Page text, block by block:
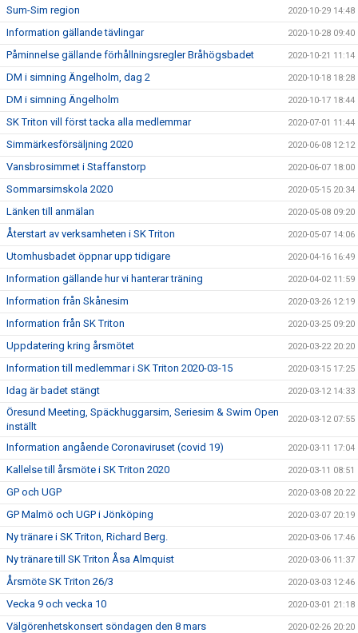
Sum-Sim region 2020-10-29 14:48
Information gällande tävlingar 2020-10-28 09:40
Påminnelse gällande förhållningsregler Bråhögsbadet 2020-10-21 11:14
DM i simning Ängelholm, dag 2 2020-10-18 18:28
DM i simning Ängelholm 2020-10-17 18:44
SK Triton vill först tacka alla medlemmar 2020-07-01 11:44
Simmärkesförsäljning 2020 2020-06-08 12:12
Vansbrosimmet i Staffanstorp 2020-06-07 18:00
Sommarsimskola 2020 2020-05-15 20:34
Länken till anmälan 2020-05-08 09:20
Återstart av verksamheten i SK Triton 2020-05-07 14:06
Utomhusbadet öppnar upp tidigare 2020-04-16 16:49
Information gällande hur vi hanterar träning 2020-04-02 11:59
Information från Skånesim 2020-03-26 12:19
Information från SK Triton 2020-03-25 09:20
Uppdatering kring årsmötet 2020-03-22 20:20
Information till medlemmar i SK Triton 2020-03-15 2020-03-15 17:25
Idag är badet stängt 2020-03-12 14:33
Öresund Meeting, Späckhuggarsim, Seriesim & Swim Open
inställt
2020-03-12 07:55
Information angående Coronaviruset (covid 19) 2020-03-11 17:04
Kallelse till årsmöte i SK Triton 2020 2020-03-11 08:51
GP och UGP 2020-03-08 20:22
GP Malmö och UGP i Jönköping 2020-03-07 20:19
Ny tränare i SK Triton, Richard Berg. 2020-03-06 17:46
Ny tränare till SK Triton Åsa Almquist 2020-03-06 11:37
Årsmöte SK Triton 26/3 2020-03-03 12:46
Vecka 9 och vecka 10 2020-03-01 21:18
Välgörenhetskonsert söndagen den 8 mars 2020-02-26 20:20